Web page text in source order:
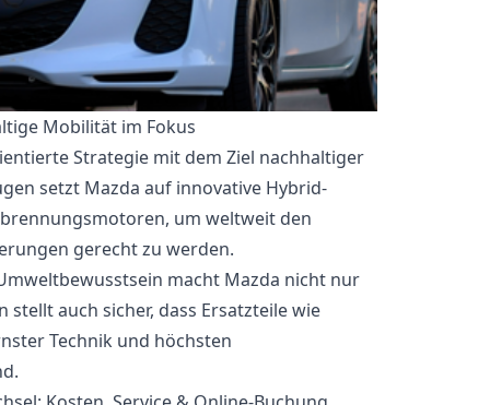
Mobilität im Fokus
Strategie mit dem Ziel nachhaltiger
setzt Mazda auf innovative Hybrid-
um weltweit den
gerecht zu werden.
macht Mazda nicht nur
auch sicher, dass Ersatzteile wie
Technik und höchsten